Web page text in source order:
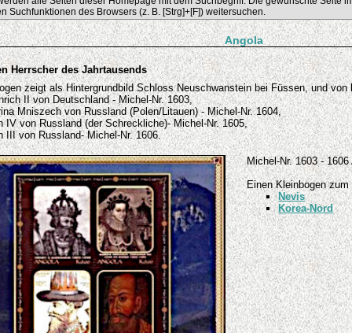
Suchfunktionen des Browsers (z. B. [Strg]+[F]) weitersuchen.
Angola
Herrscher des Jahrtausends
zeigt als Hintergrundbild Schloss Neuschwanstein bei Füssen, und
II von Deutschland - Michel-Nr. 1603,
Mniszech von Russland (Polen/Litauen) - Michel-Nr. 1604,
IV von Russland (der Schreckliche)- Michel-Nr. 1605,
III von Russland- Michel-Nr. 1606.
Michel-Nr. 1603 -
Einen Kleinbogen
Nevis
Korea-Nord